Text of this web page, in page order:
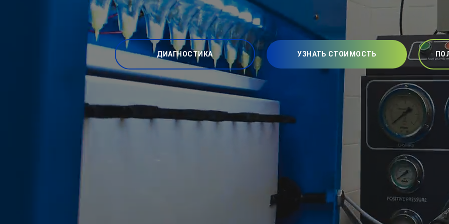
ДИАГНОСТИКА УЗНАТЬ СТОИМОСТЬ